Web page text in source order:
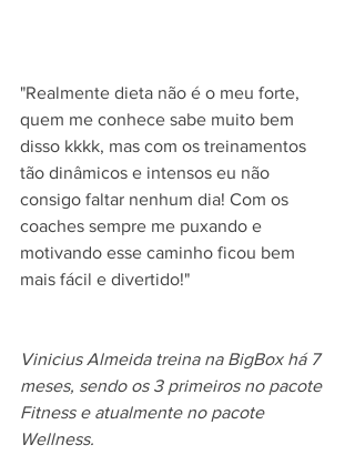
"Realmente dieta não é o meu forte,
quem me conhece sabe muito bem
disso kkkk, mas com os treinamentos
tão dinâmicos e intensos eu não
consigo faltar nenhum dia! Com os
coaches sempre me puxando e
motivando esse caminho ficou bem
mais fácil e divertido!"
Vinicius Almeida treina na BigBox há 7
meses, sendo os 3 primeiros no pacote
Fitness e atualmente no pacote
Wellness.